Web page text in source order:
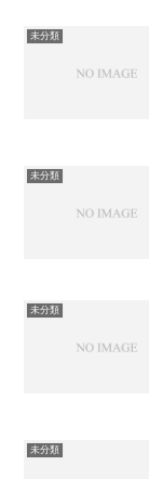
未分類
未分類
未分類
未分類